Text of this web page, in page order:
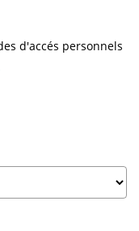
d'accés personnels